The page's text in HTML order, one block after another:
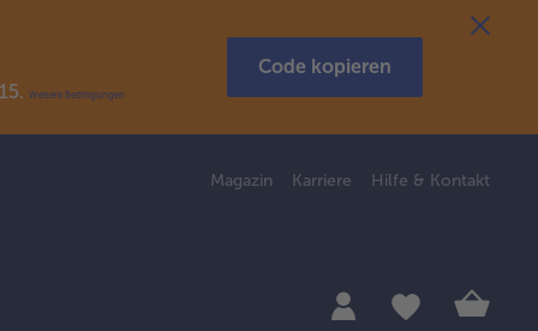
Weitere Bedingungen
Code kopieren
Magazin Karriere Hilfe & Kontakt